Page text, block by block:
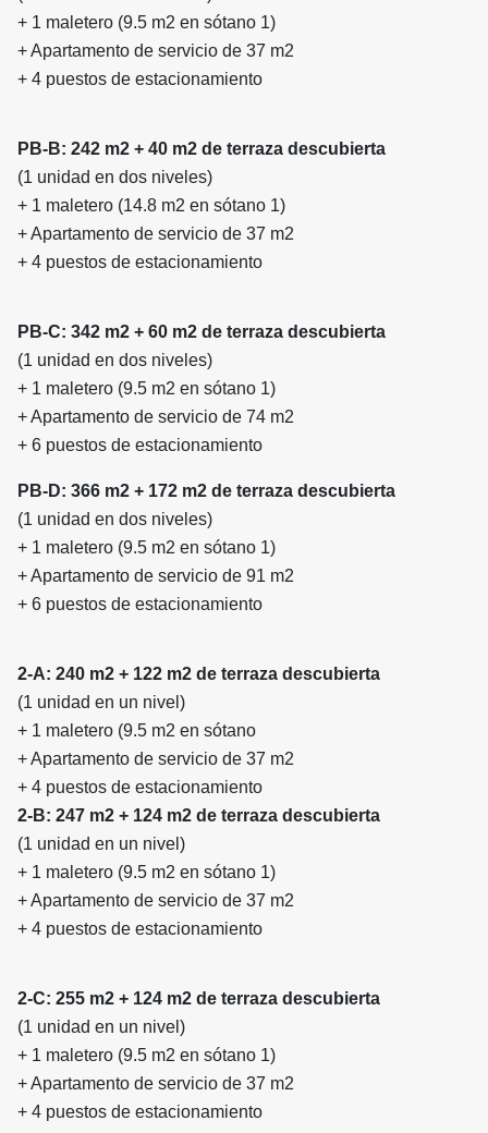
+ 1 maletero (9.5 m2 en sótano 1)
+ Apartamento de servicio de 37 m2
+ 4 puestos de estacionamiento
PB-B: 242 m2 + 40 m2 de terraza descubierta
(1 unidad en dos niveles)
+ 1 maletero (14.8 m2 en sótano 1)
+ Apartamento de servicio de 37 m2
+ 4 puestos de estacionamiento
PB-C: 342 m2 + 60 m2 de terraza descubierta
(1 unidad en dos niveles)
+ 1 maletero (9.5 m2 en sótano 1)
+ Apartamento de servicio de 74 m2
+ 6 puestos de estacionamiento
PB-D: 366 m2 + 172 m2 de terraza descubierta
(1 unidad en dos niveles)
+ 1 maletero (9.5 m2 en sótano 1)
+ Apartamento de servicio de 91 m2
+ 6 puestos de estacionamiento
2-A: 240 m2 + 122 m2 de terraza descubierta
(1 unidad en un nivel)
+ 1 maletero (9.5 m2 en sótano
+ Apartamento de servicio de 37 m2
+ 4 puestos de estacionamiento
2-B: 247 m2 + 124 m2 de terraza descubierta
(1 unidad en un nivel)
+ 1 maletero (9.5 m2 en sótano 1)
+ Apartamento de servicio de 37 m2
+ 4 puestos de estacionamiento
2-C: 255 m2 + 124 m2 de terraza descubierta
(1 unidad en un nivel)
+ 1 maletero (9.5 m2 en sótano 1)
+ Apartamento de servicio de 37 m2
+ 4 puestos de estacionamiento